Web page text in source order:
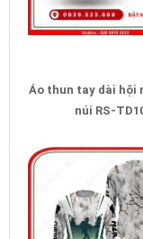
Áo thun tay dài hội
núi RS-